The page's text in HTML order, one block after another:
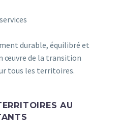
durable, équilibré et
œuvre de la transition
tous les territoires.
AU